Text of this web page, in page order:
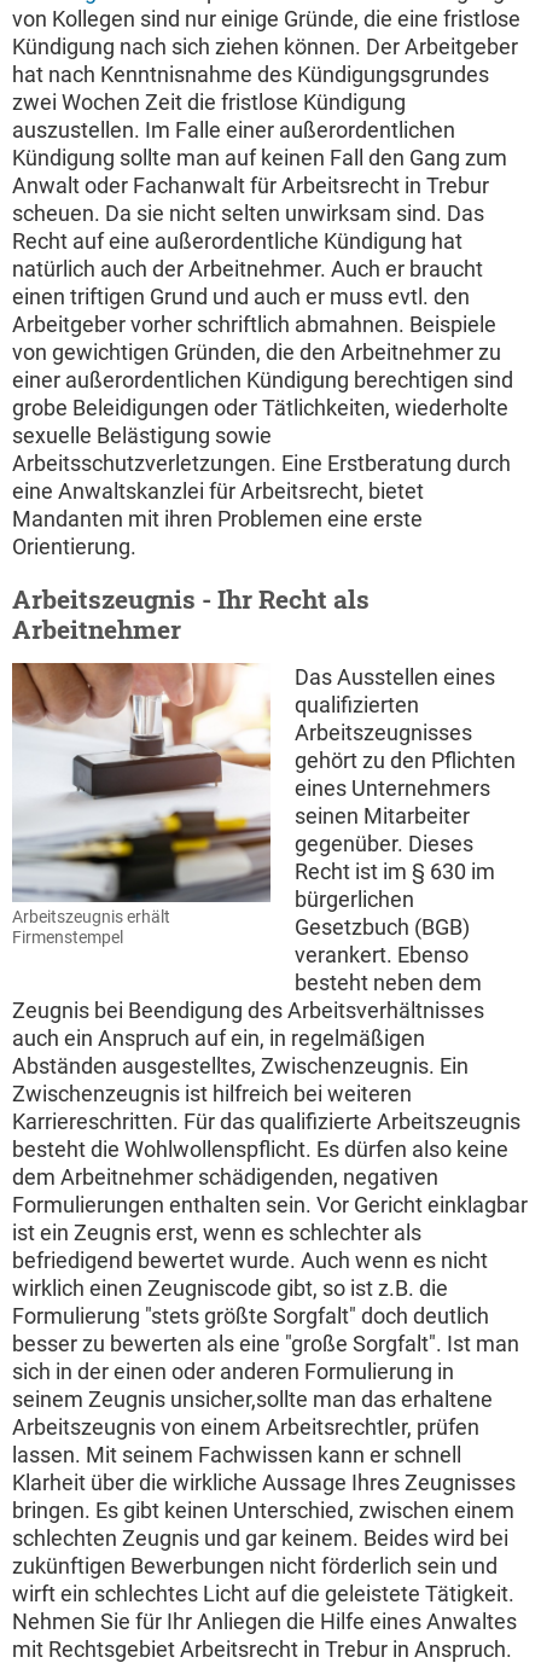
von Kollegen sind nur einige Gründe, die eine fristlose
Kündigung nach sich ziehen können. Der Arbeitgeber
hat nach Kenntnisnahme des Kündigungsgrundes
zwei Wochen Zeit die fristlose Kündigung
auszustellen. Im Falle einer außerordentlichen
Kündigung sollte man auf keinen Fall den Gang zum
Anwalt oder Fachanwalt für Arbeitsrecht in Trebur
scheuen. Da sie nicht selten unwirksam sind. Das
Recht auf eine außerordentliche Kündigung hat
natürlich auch der Arbeitnehmer. Auch er braucht
einen triftigen Grund und auch er muss evtl. den
Arbeitgeber vorher schriftlich abmahnen. Beispiele
von gewichtigen Gründen, die den Arbeitnehmer zu
einer außerordentlichen Kündigung berechtigen sind
grobe Beleidigungen oder Tätlichkeiten, wiederholte
sexuelle Belästigung sowie
Arbeitsschutzverletzungen. Eine Erstberatung durch
eine Anwaltskanzlei für Arbeitsrecht, bietet
Mandanten mit ihren Problemen eine erste
Orientierung.
Arbeitszeugnis - Ihr Recht als
Arbeitnehmer
Arbeitszeugnis erhält
Firmenstempel
Das Ausstellen eines
qualifizierten
Arbeitszeugnisses
gehört zu den Pflichten
eines Unternehmers
seinen Mitarbeiter
gegenüber. Dieses
Recht ist im § 630 im
bürgerlichen
Gesetzbuch (BGB)
verankert. Ebenso
besteht neben dem
Zeugnis bei Beendigung des Arbeitsverhältnisses
auch ein Anspruch auf ein, in regelmäßigen
Abständen ausgestelltes, Zwischenzeugnis. Ein
Zwischenzeugnis ist hilfreich bei weiteren
Karriereschritten. Für das qualifizierte Arbeitszeugnis
besteht die Wohlwollenspflicht. Es dürfen also keine
dem Arbeitnehmer schädigenden, negativen
Formulierungen enthalten sein. Vor Gericht einklagbar
ist ein Zeugnis erst, wenn es schlechter als
befriedigend bewertet wurde. Auch wenn es nicht
wirklich einen Zeugniscode gibt, so ist z.B. die
Formulierung "stets größte Sorgfalt" doch deutlich
besser zu bewerten als eine "große Sorgfalt". Ist man
sich in der einen oder anderen Formulierung in
seinem Zeugnis unsicher,sollte man das erhaltene
Arbeitszeugnis von einem Arbeitsrechtler, prüfen
lassen. Mit seinem Fachwissen kann er schnell
Klarheit über die wirkliche Aussage Ihres Zeugnisses
bringen. Es gibt keinen Unterschied, zwischen einem
schlechten Zeugnis und gar keinem. Beides wird bei
zukünftigen Bewerbungen nicht förderlich sein und
wirft ein schlechtes Licht auf die geleistete Tätigkeit.
Nehmen Sie für Ihr Anliegen die Hilfe eines Anwaltes
mit Rechtsgebiet Arbeitsrecht in Trebur in Anspruch.